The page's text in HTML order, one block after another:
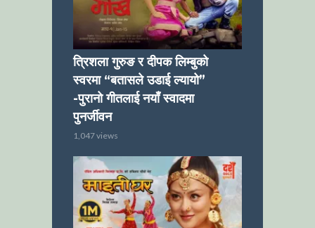
त्रिशला गुरुङ र दीपक लिम्बुको
स्वरमा “बतासले उडाई ल्यायो”
-पुरानो गीतलाई नयाँ स्वादमा
पुनर्जीवन
1,047 views